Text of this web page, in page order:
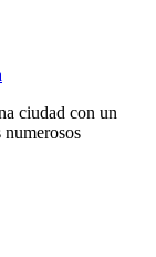
ciudad con un